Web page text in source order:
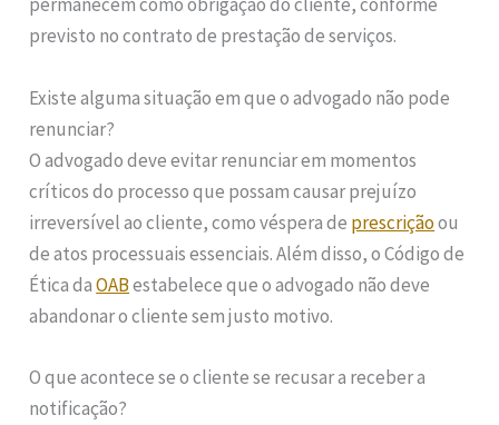
previsto no contrato de prestação de serviços.
Existe alguma situação em que o advogado não pode
renunciar?
O advogado deve evitar renunciar em momentos
críticos do processo que possam causar prejuízo
irreversível ao cliente, como véspera de prescriçãoou
de atos processuais essenciais. Além disso, o Código de
Ética daOABestabelece que o advogado não deve
abandonar o cliente sem justo motivo.
O que acontece se o cliente se recusar a receber a
notificação?